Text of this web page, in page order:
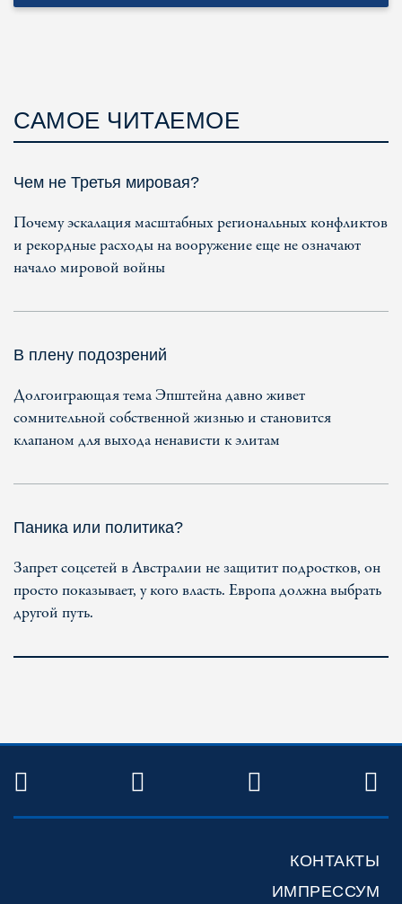
САМОЕ ЧИТАЕМОЕ
Чем не Третья мировая?
Почему эскалация масштабных региональных конфликтов
и рекордные расходы на вооружение еще не означают
начало мировой войны
В плену подозрений
Долгоиграющая тема Эпштейна давно живет
сомнительной собственной жизнью и становится
клапаном для выхода ненависти к элитам
Паника или политика?
Запрет соцсетей в Австралии не защитит подростков, он
просто показывает, у кого власть. Европа должна выбрать
другой путь.
TWITTER FACEBOOKYOUTUBE
КОНТАКТЫ
ИМПРЕССУМ